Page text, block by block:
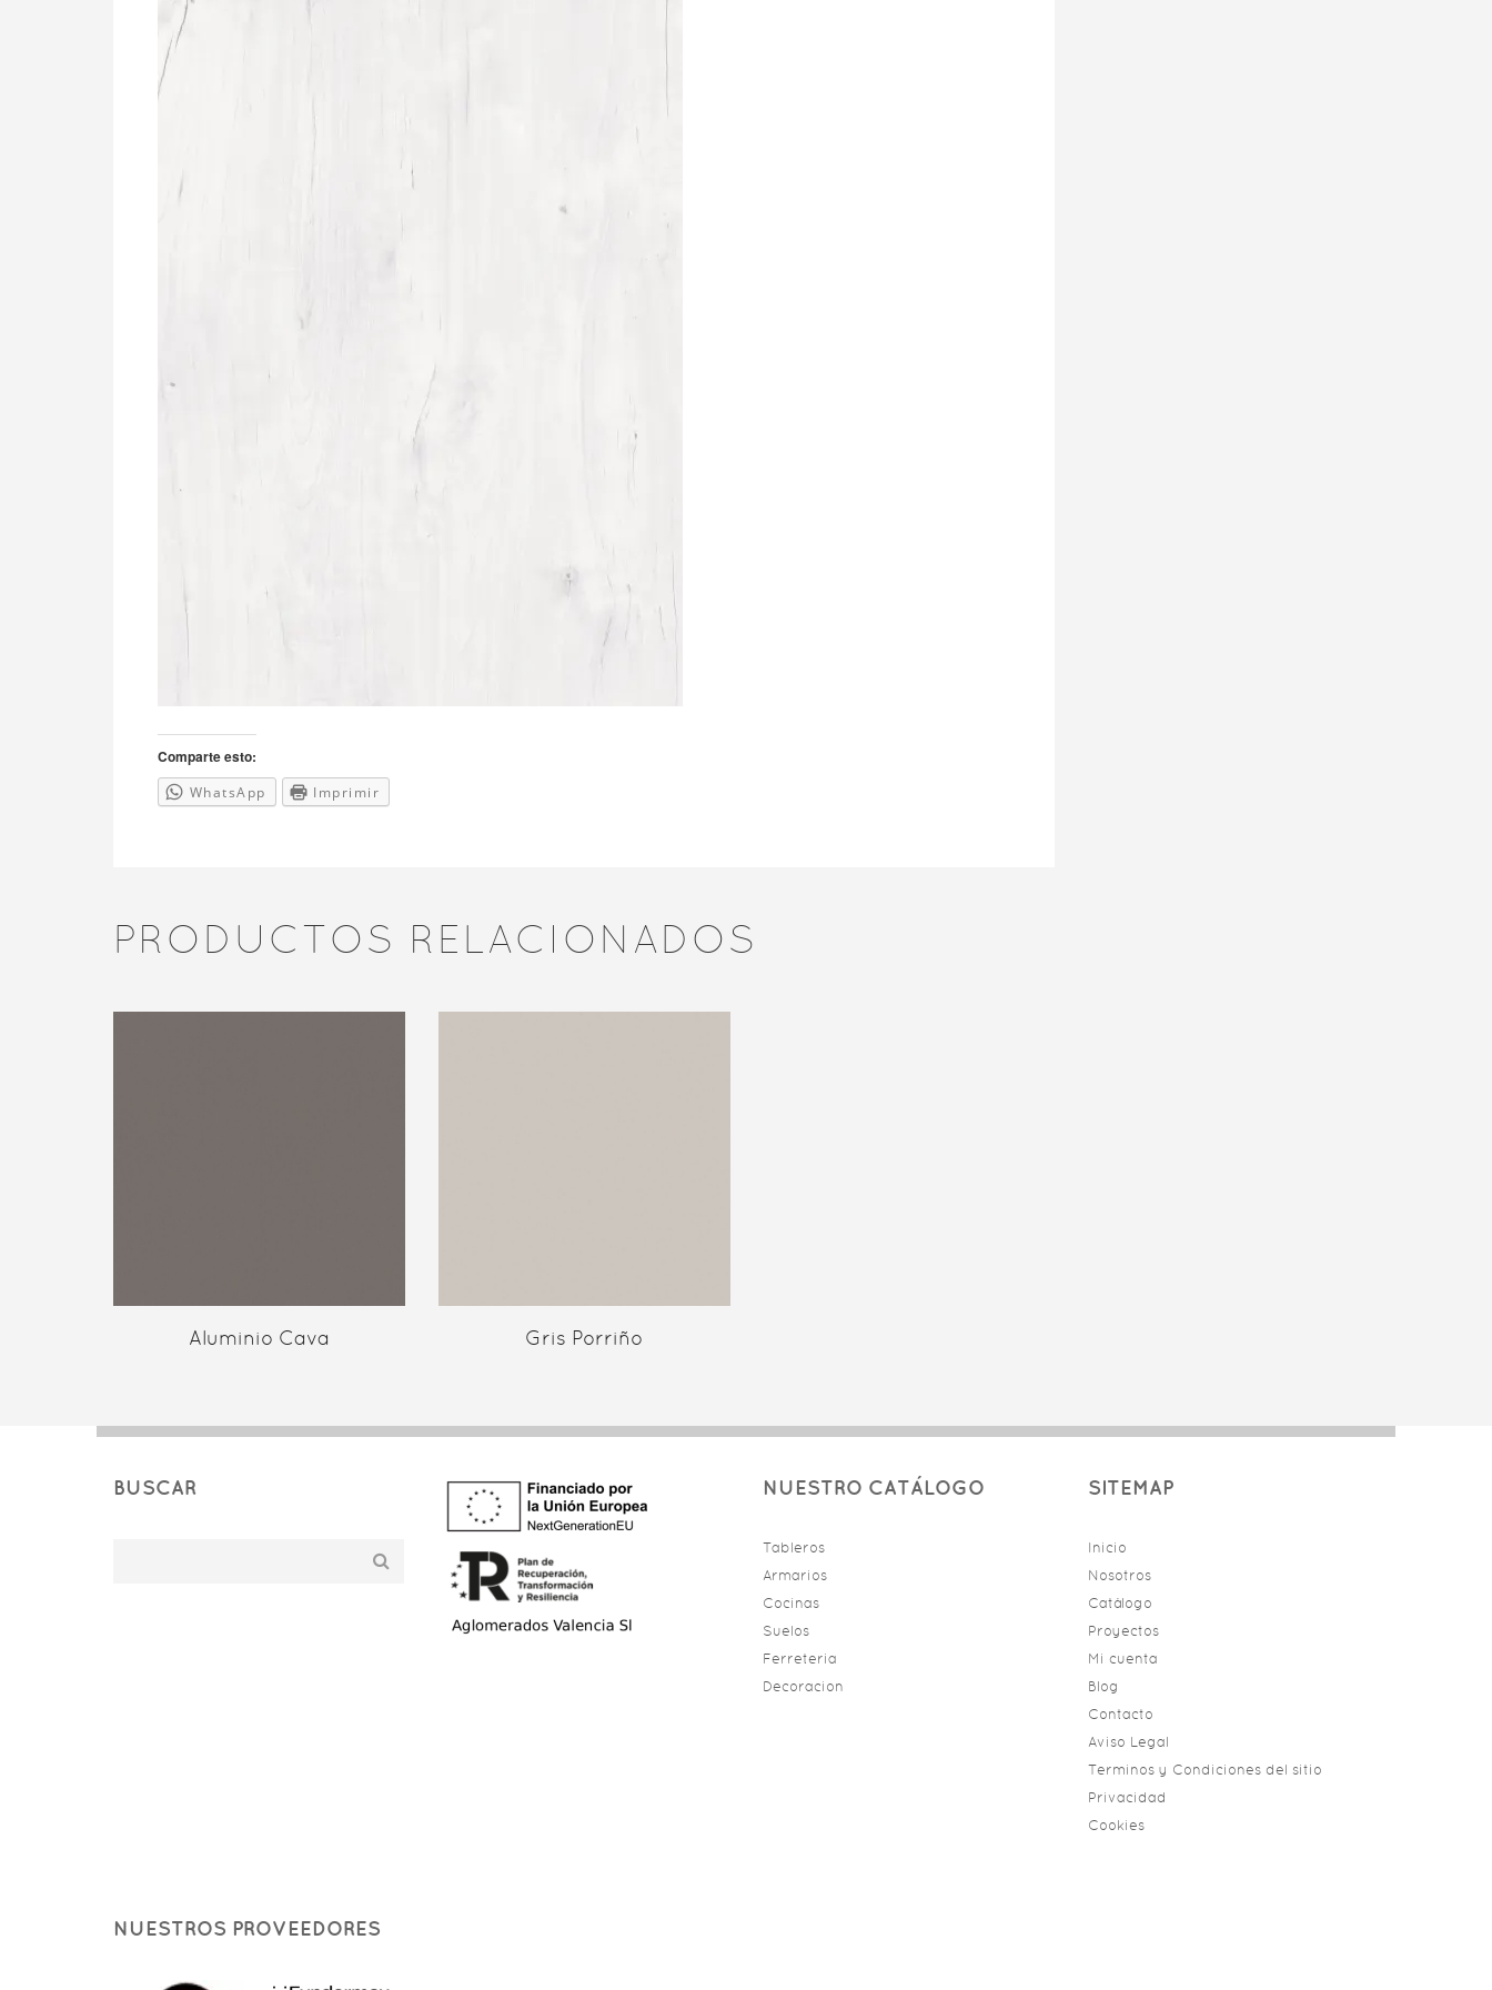
Comparte esto:
WhatsApp Imprimir
PRODUCTOS RELACIONADOS
Aluminio Cava Gris Porriño
BUSCAR NUESTRO CATÁLOGO
Tableros
Armarios
Cocinas
Suelos
Ferreteria
Decoracion
SITEMAP
Inicio
Nosotros
Catálogo
Proyectos
Mi cuenta
Blog
Contacto
Aviso Legal
Terminos y Condiciones del sitio
Privacidad
Cookies
NUESTROS PROVEEDORES